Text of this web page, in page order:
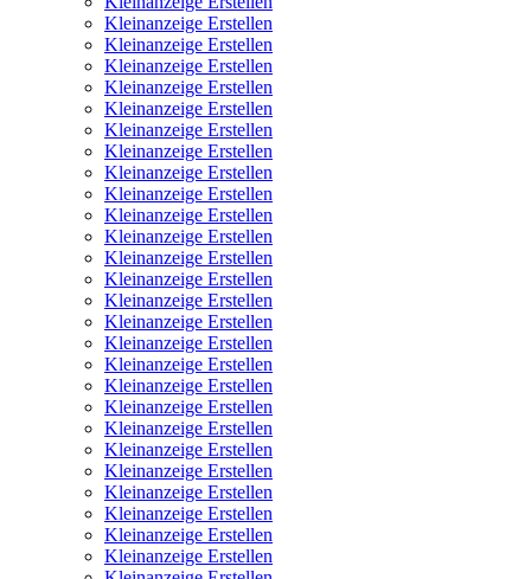
Kleinanzeige Erstellen
Kleinanzeige Erstellen
Kleinanzeige Erstellen
Kleinanzeige Erstellen
Kleinanzeige Erstellen
Kleinanzeige Erstellen
Kleinanzeige Erstellen
Kleinanzeige Erstellen
Kleinanzeige Erstellen
Kleinanzeige Erstellen
Kleinanzeige Erstellen
Kleinanzeige Erstellen
Kleinanzeige Erstellen
Kleinanzeige Erstellen
Kleinanzeige Erstellen
Kleinanzeige Erstellen
Kleinanzeige Erstellen
Kleinanzeige Erstellen
Kleinanzeige Erstellen
Kleinanzeige Erstellen
Kleinanzeige Erstellen
Kleinanzeige Erstellen
Kleinanzeige Erstellen
Kleinanzeige Erstellen
Kleinanzeige Erstellen
Kleinanzeige Erstellen